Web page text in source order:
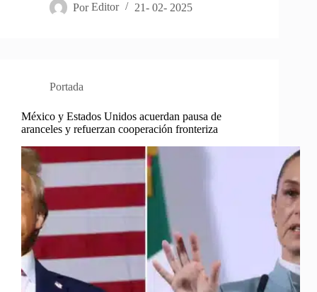
Por Editor 21- 02- 2025
Portada
México y Estados Unidos acuerdan pausa de
aranceles y refuerzan cooperación fronteriza